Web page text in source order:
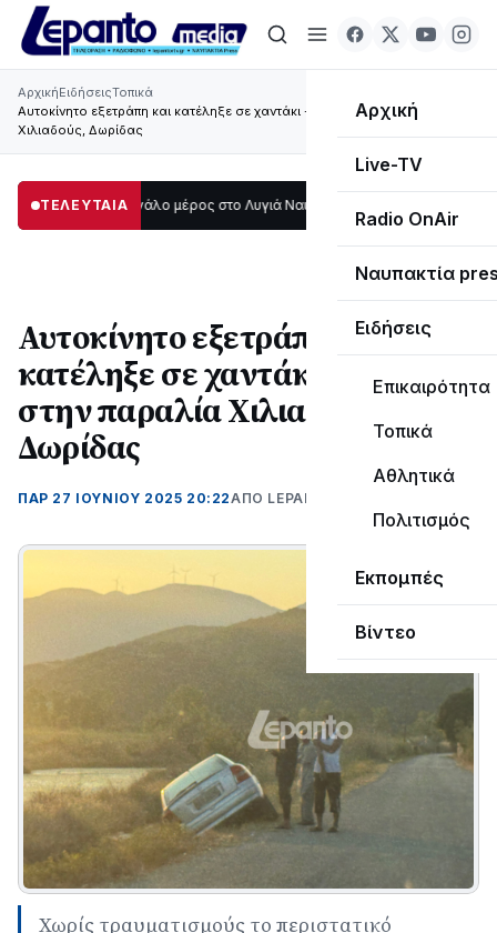
Αρχική
Live-TV
Radio OnAir
Ναυπακτία
Ειδήσεις
Επικαιρότητα
Τοπικά
Αθλητικά
Πολιτισμός
Εκπομπές
Βίντεο
ΑρχικήΕιδήσειςΤοπικά
Αυτοκίνητο εξετράπη και κατέληξε σε χαντάκι - βάλτο στην παραλία
Χιλιαδούς, Δωρίδας
ΤΕΛΕΥΤΑΙΑ
σκοτάδι μεγάλο μέρος στο Λυγιά Ναυπάκτου12:08
Αυτοκίνητο εξετράπη και
κατέληξε σε χαντάκι - βάλτο
στην παραλία Χιλιαδούς,
Δωρίδας
ΠΑΡ 27 ΙΟΥΝΊΟΥ 2025 20:22ΑΠΌ LEPANTO RTV
Χωρίς τραυματισμούς το περιστατικό